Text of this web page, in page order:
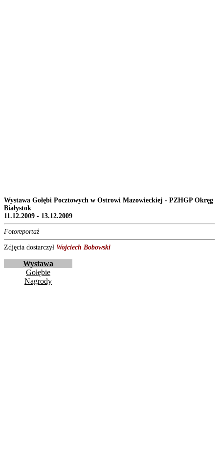
Wystawa Gołębi Pocztowych w Ostrowi Mazowieckiej - PZHGP Okręg
Białystok
11.12.2009 - 13.12.2009
Fotoreportaż
Zdjęcia dostarczył Wojciech Bobowski
Wystawa
Gołębie
Nagrody